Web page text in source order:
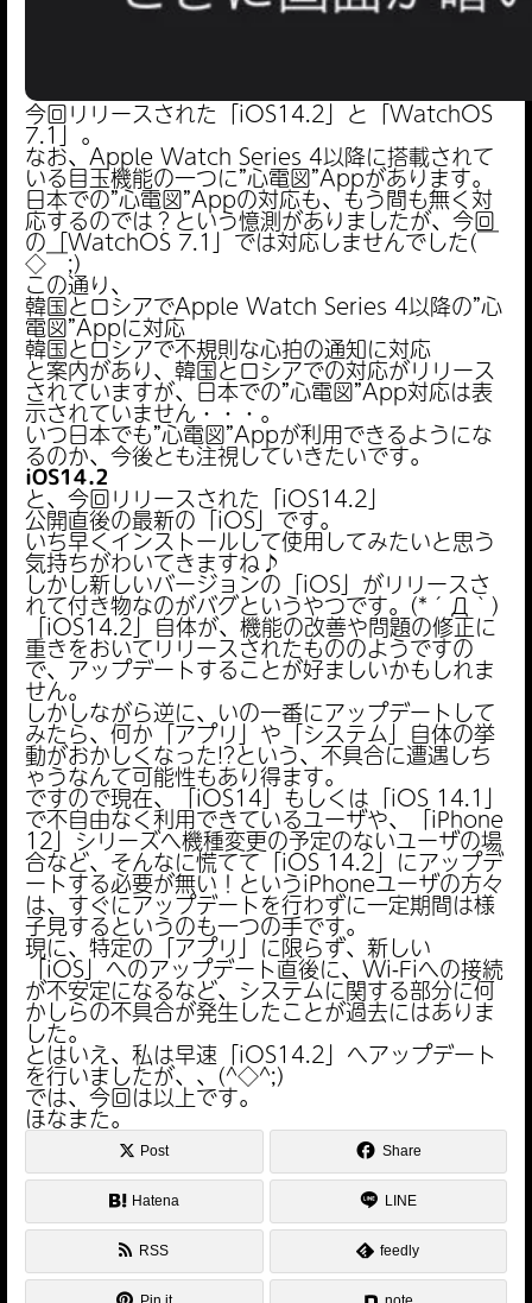
今回リリースされた「iOS14.2」と「WatchOS
7.1」。
なお、Apple Watch Series 4以降に搭載されて
いる目玉機能の一つに”心電図”Appがあります。
日本での”心電図”Appの対応も、もう間も無く対
応するのでは？という憶測がありましたが、今回
の「WatchOS 7.1」では対応しませんでした(￣
◇￣;)
この通り、
韓国とロシアでApple Watch Series 4以降の”心
電図”Appに対応
韓国とロシアで不規則な心拍の通知に対応
と案内があり、韓国とロシアでの対応がリリース
されていますが、日本での”心電図”App対応は表
示されていません・・・。
いつ日本でも”心電図”Appが利用できるようにな
るのか、今後とも注視していきたいです。
iOS14.2
と、今回リリースされた「iOS14.2」
公開直後の最新の「iOS」です。
いち早くインストールして使用してみたいと思う
気持ちがわいてきますね♪
しかし新しいバージョンの「iOS」がリリースさ
れて付き物なのがバグというやつです。(*´Д｀)
「iOS14.2」自体が、機能の改善や問題の修正に
重きをおいてリリースされたもののようですの
で、アップデートすることが好ましいかもしれま
せん。
しかしながら逆に、いの一番にアップデートして
みたら、何か「アプリ」や「システム」自体の挙
動がおかしくなった!?という、不具合に遭遇しち
ゃうなんて可能性もあり得ます。
ですので現在、「iOS14」もしくは「iOS 14.1」
で不自由なく利用できているユーザや、「iPhone
12」シリーズへ機種変更の予定のないユーザの場
合など、そんなに慌てて「iOS 14.2」にアップデ
ートする必要が無い！というiPhoneユーザの方々
は、すぐにアップデートを行わずに一定期間は様
子見するというのも一つの手です。
現に、特定の「アプリ」に限らず、新しい
「iOS」へのアップデート直後に、Wi-Fiへの接続
が不安定になるなど、システムに関する部分に何
かしらの不具合が発生したことが過去にはありま
した。
とはいえ、私は早速「iOS14.2」へアップデート
を行いましたが、、(^◇^;)
では、今回は以上です。
ほなまた。
Post Share
Hatena LINE
RSS feedly